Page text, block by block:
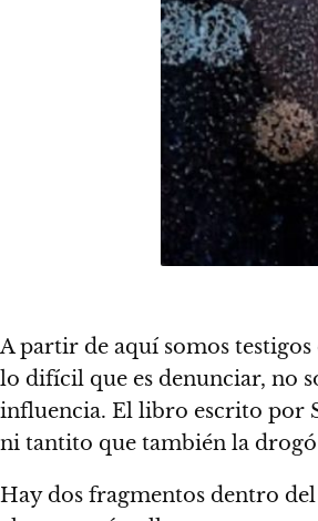
A partir de aquí somos
lo difícil que es denunciar, no
influencia. El libro escrito por
ni tantito que también la
Hay dos fragmentos dentro